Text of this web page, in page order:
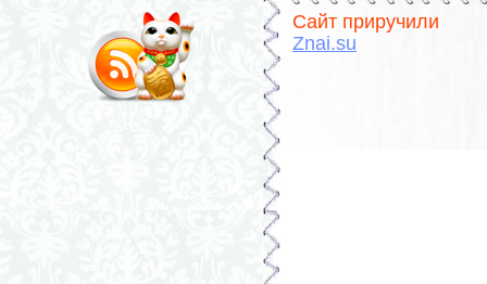
Сайт приручили
Znai.su